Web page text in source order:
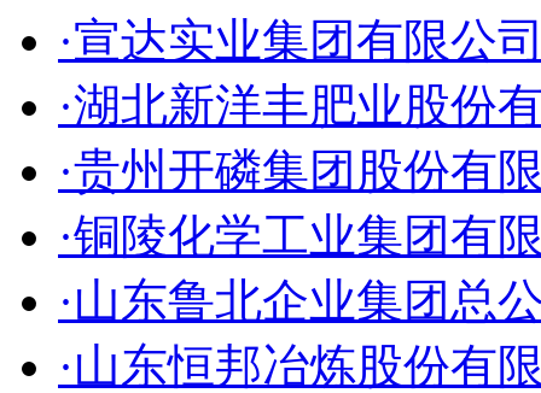
·宣达实业集团有限公
·湖北新洋丰肥业股份
·贵州开磷集团股份有
·铜陵化学工业集团有
·山东鲁北企业集团总
·山东恒邦冶炼股份有